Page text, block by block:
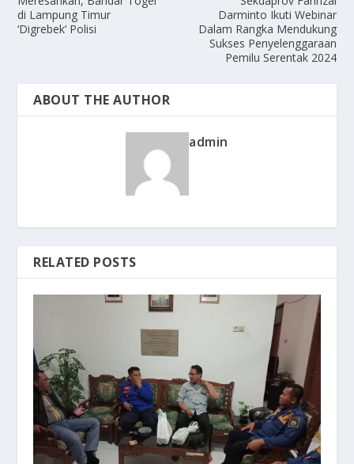
di Lampung Timur
‘Digrebek’ Polisi
Darminto Ikuti Webinar
Dalam Rangka Mendukung
Sukses Penyelenggaraan
Pemilu Serentak 2024
ABOUT THE AUTHOR
admin
RELATED POSTS